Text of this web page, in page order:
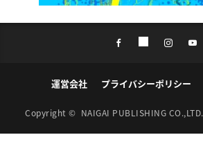
運営会社 プライバシーポリシー
Copyright © NAIGAI PUBLISHING CO.,LTD.